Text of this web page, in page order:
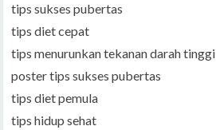
tips sukses pubertas
tips diet cepat
tips menurunkan tekanan darah tinggi
poster tips sukses pubertas
tips diet pemula
tips hidup sehat